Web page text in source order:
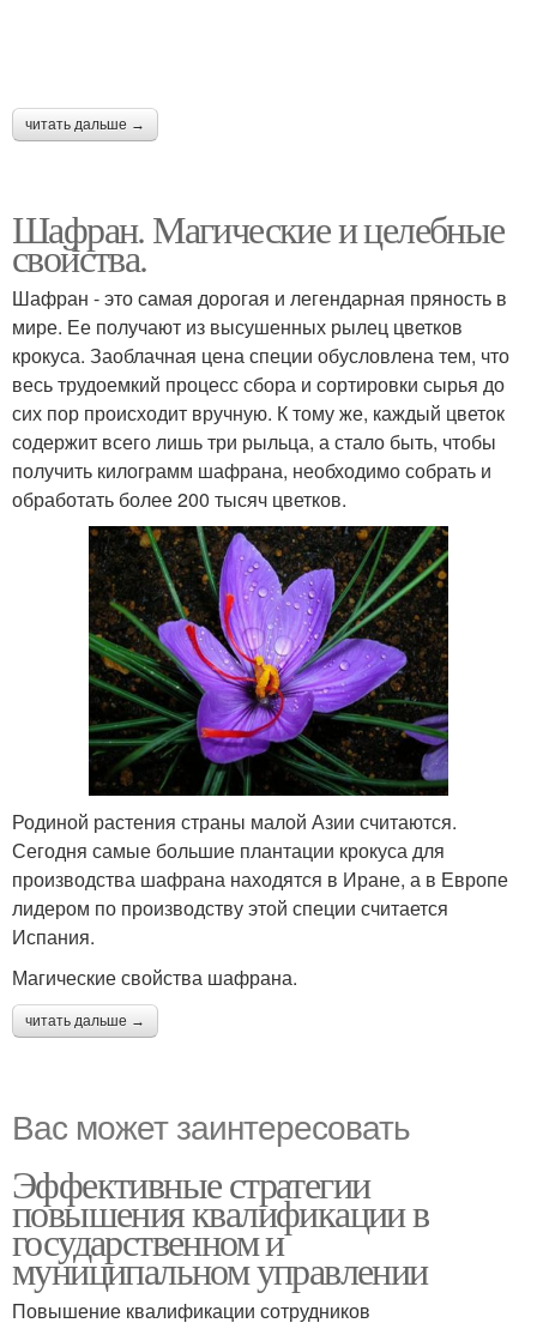
читать дальше →
Шафран. Магические и целебные
свойства.
Шафран - это самая дорогая и легендарная пряность в
мире. Ее получают из высушенных рылец цветков
крокуса. Заоблачная цена специи обусловлена тем, что
весь трудоемкий процесс сбора и сортировки сырья до
сих пор происходит вручную. К тому же, каждый цветок
содержит всего лишь три рыльца, а стало быть, чтобы
получить килограмм шафрана, необходимо собрать и
обработать более 200 тысяч цветков.
Родиной растения страны малой Азии считаются.
Сегодня самые большие плантации крокуса для
производства шафрана находятся в Иране, а в Европе
лидером по производству этой специи считается
Испания.
Магические свойства шафрана.
читать дальше →
Вас может заинтересовать
Эффективные стратегии
повышения квалификации в
государственном и
муниципальном управлении
Повышение квалификации сотрудников